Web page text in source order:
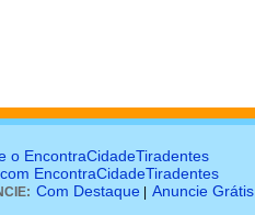
o EncontraCidadeTiradentes
EncontraCidadeTiradentes
Com Destaque Anuncie Grátis